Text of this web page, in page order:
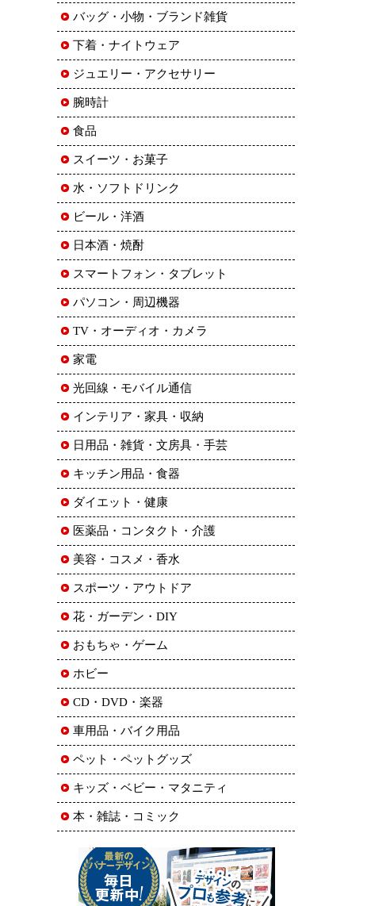
バッグ・小物・ブランド雑貨
下着・ナイトウェア
ジュエリー・アクセサリー
腕時計
食品
スイーツ・お菓子
水・ソフトドリンク
ビール・洋酒
日本酒・焼酎
スマートフォン・タブレット
パソコン・周辺機器
TV・オーディオ・カメラ
家電
光回線・モバイル通信
インテリア・家具・収納
日用品・雑貨・文房具・手芸
キッチン用品・食器
ダイエット・健康
医薬品・コンタクト・介護
美容・コスメ・香水
スポーツ・アウトドア
花・ガーデン・DIY
おもちゃ・ゲーム
ホビー
CD・DVD・楽器
車用品・バイク用品
ペット・ペットグッズ
キッズ・ベビー・マタニティ
本・雑誌・コミック